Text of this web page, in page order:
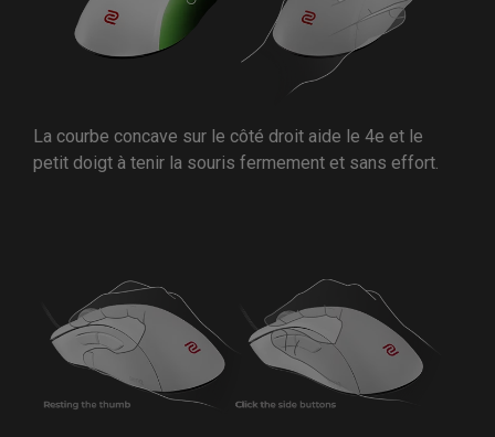
La courbe concave sur le côté droit aide le 4e et le
petit doigt à tenir la souris fermement et sans effort.